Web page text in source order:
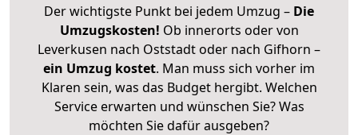
Der wichtigste Punkt bei jedem Umzug – Die
Umzugskosten! Ob innerorts oder von
Leverkusen nach Oststadt oder nach Gifhorn –
ein Umzug kostet. Man muss sich vorher im
Klaren sein, was das Budget hergibt. Welchen
Service erwarten und wünschen Sie? Was
möchten Sie dafür ausgeben?